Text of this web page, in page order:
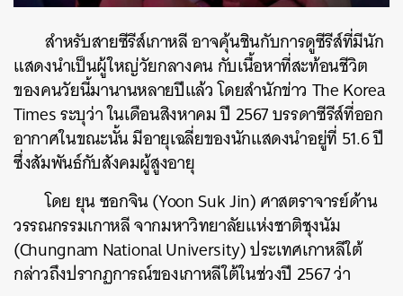
สำหรับสายซีรีส์เกาหลี อาจคุ้นชินกับการดูซีรีส์ที่มีนัก
แสดงนำเป็นผู้ใหญ่วัยกลางคน กับเนื้อหาที่สะท้อนชีวิต
ของคนวัยนี้มานานหลายปีแล้ว โดยสำนักข่าว The Korea
Times ระบุว่า ในเดือนสิงหาคม ปี 2567 บรรดาซีรีส์ที่ออก
อากาศในขณะนั้น มีอายุเฉลี่ยของนักแสดงนำอยู่ที่ 51.6 ปี
ซึ่งสัมพันธ์กับสังคมผู้สูงอายุ
โดย ยุน ซอกจิน (Yoon Suk Jin) ศาสตราจารย์ด้าน
วรรณกรรมเกาหลี จากมหาวิทยาลัยแห่งชาติชุงนัม
(Chungnam National University) ประเทศเกาหลีใต้
กล่าวถึงปรากฏการณ์ของเกาหลีใต้ในช่วงปี 2567 ว่า
SHARE TWEET LINE EMAIL